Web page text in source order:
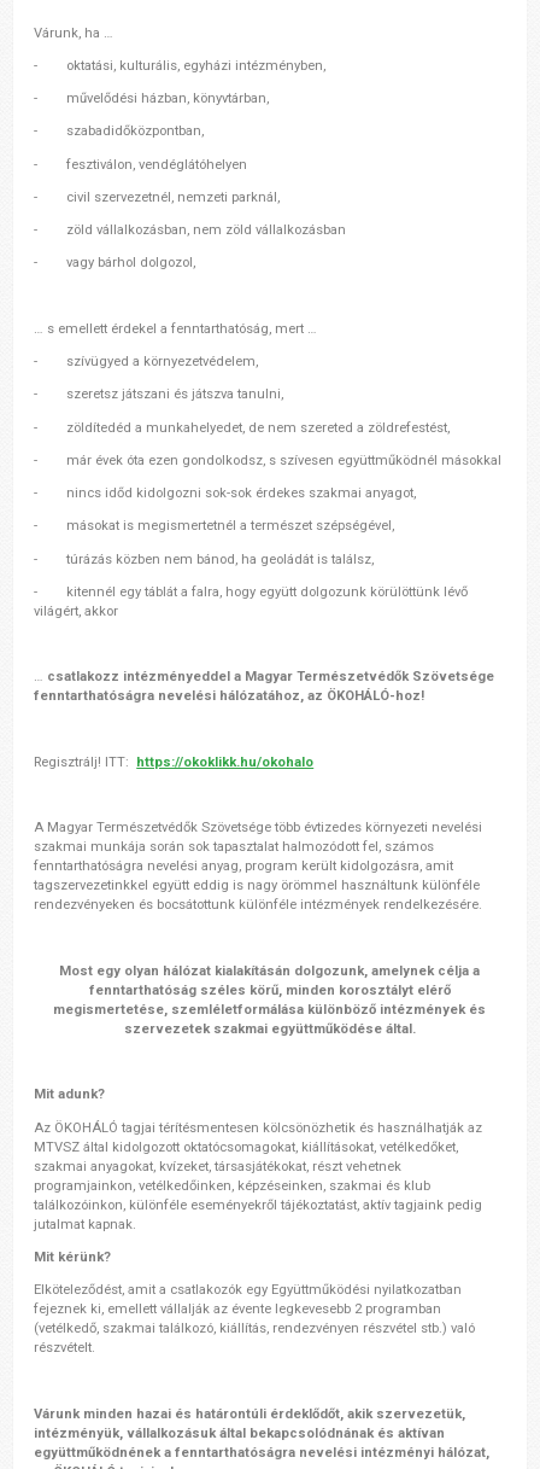
Várunk, ha …
- oktatási, kulturális, egyházi intézményben,
- művelődési házban, könyvtárban,
- szabadidőközpontban,
- fesztiválon, vendéglátóhelyen
- civil szervezetnél, nemzeti parknál,
- zöld vállalkozásban, nem zöld vállalkozásban
- vagy bárhol dolgozol,
… s emellett érdekel a fenntarthatóság, mert …
- szívügyed a környezetvédelem,
- szeretsz játszani és játszva tanulni,
- zöldítedéd a munkahelyedet, de nem szereted a zöldrefestést,
- már évek óta ezen gondolkodsz, s szívesen együttműködnél másokkal
- nincs időd kidolgozni sok-sok érdekes szakmai anyagot,
- másokat is megismertetnél a természet szépségével,
- túrázás közben nem bánod, ha geoládát is találsz,
- kitennél egy táblát a falra, hogy együtt dolgozunk körülöttünk lévő
világért, akkor
… csatlakozz intézményeddel a Magyar Természetvédők Szövetsége
fenntarthatóságra nevelési hálózatához, az ÖKOHÁLÓ-hoz!
Regisztrálj! ITT: https://okoklikk.hu/okohalo
A Magyar Természetvédők Szövetsége több évtizedes környezeti nevelési
szakmai munkája során sok tapasztalat halmozódott fel, számos
fenntarthatóságra nevelési anyag, program került kidolgozásra, amit
tagszervezetinkkel együtt eddig is nagy örömmel használtunk különféle
rendezvényeken és bocsátottunk különféle intézmények rendelkezésére.
Most egy olyan hálózat kialakításán dolgozunk, amelynek célja a
fenntarthatóság széles körű, minden korosztályt elérő
megismertetése, szemléletformálása különböző intézmények és
szervezetek szakmai együttműködése által.
Mit adunk?
Az ÖKOHÁLÓ tagjai térítésmentesen kölcsönözhetik és használhatják az
MTVSZ által kidolgozott oktatócsomagokat, kiállításokat, vetélkedőket,
szakmai anyagokat, kvízeket, társasjátékokat, részt vehetnek
programjainkon, vetélkedőinken, képzéseinken, szakmai és klub
találkozóinkon, különféle eseményekről tájékoztatást, aktív tagjaink pedig
jutalmat kapnak.
Mit kérünk?
Elköteleződést, amit a csatlakozók egy Együttműködési nyilatkozatban
fejeznek ki, emellett vállalják az évente legkevesebb 2 programban
(vetélkedő, szakmai találkozó, kiállítás, rendezvényen részvétel stb.) való
részvételt.
Várunk minden hazai és határontúli érdeklődőt, akik szervezetük,
intézményük, vállalkozásuk által bekapcsolódnának és aktívan
együttműködnének a fenntarthatóságra nevelési intézményi hálózat,